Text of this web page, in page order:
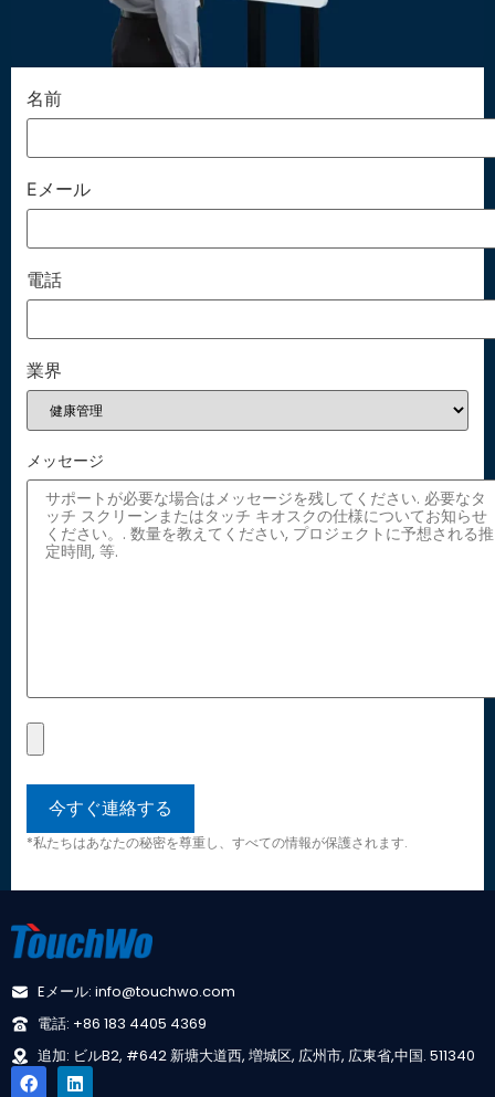
名前
Eメール
電話
業界
メッセージ
*私たちはあなたの秘密を尊重し、すべての情報が保護されます.
Eメール: info@touchwo.com
電話: +86 183 4405 4369
追加: ビルB2, #642 新塘大道西, 増城区, 広州市, 広東省,中国. 511340